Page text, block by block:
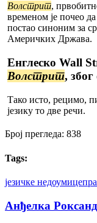
Волстрит,
временом је почео
постао синоним за
Америчких Држава.
ЕнглескоWall
Волстрит,
Тако исто, рецимо,
језику то две речи.
Број прегледа: 838
Tags:
језичке недоумице
Анђелка